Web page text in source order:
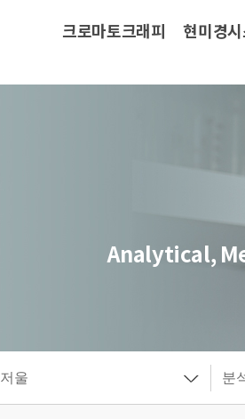
크로마토크래피 현미경
Analytical,